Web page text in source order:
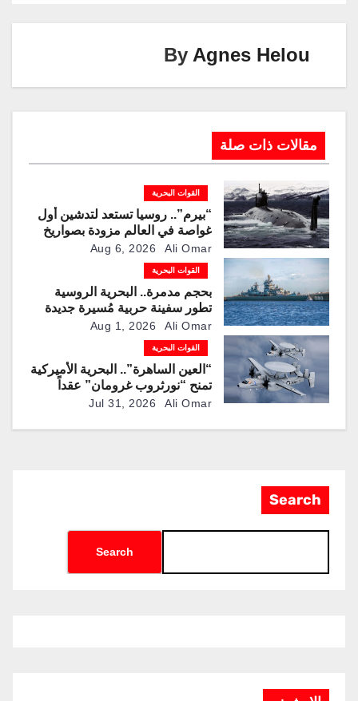
By Agnes Helou
مقالات ذات صلة
القوات البحرية
“بيرم”.. روسيا تستعد لتدشين أول
غواصة في العالم مزودة بصواريخ
كروز فرط صوتيةAug 6, 2026 Ali Omar
القوات البحرية
بحجم مدمرة.. البحرية الروسية
تطور سفينة حربية مُسيرة جديدة
لمطاردة الغواصات
Aug 1, 2026 Ali Omar
القوات البحرية
“العين الساهرة”.. البحرية الأميركية
تمنح “نورثروب غرومان” عقداً
بقيمة تقترب من 1.2 مليار دولار
المراقبة “E-2D”
Jul 31, 2026 Ali Omar
Search
Search